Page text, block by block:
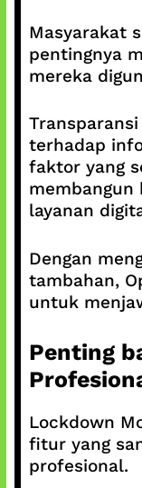
Masyarakat
pentingnya
mereka
terhadap
faktor yang
membangun
layanan
Dengan
tambahan,
untuk
Penting
Lockdown
fitur yang
profesional.